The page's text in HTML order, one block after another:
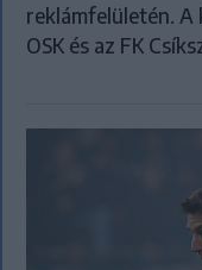
reklámfelületén. A
OSK és az FK